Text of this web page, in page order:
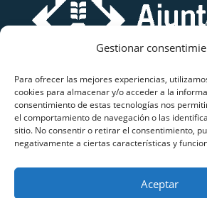
Gestionar
Para ofrecer las mejores experiencias,
cookies para almacenar y/o acceder a la
consentimiento de estas tecnologías nos
el comportamiento de navegación o las
sitio. No consentir o retirar el consentimiento,
negativamente a ciertas características y
Aceptar
Grup Atletisme Lluïsos
Copyright © 2026 Grup Atletisme